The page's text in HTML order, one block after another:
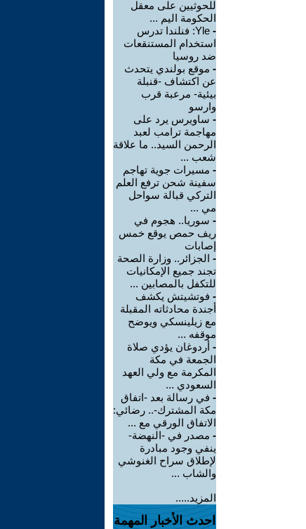
للحوثيين على معقل
الحكومة اليم ...
-
Yle: فنلندا تدرس
استخدام المستنقعات
ضد روسيا
- موقع بولندي يتحدث
عن اكتشاف -قنبلة
بيئية- مرعبة قرب
وارسو
- ساويرس يرد على
مهاجمة ترامب لعبد
الرحمن السيد.. ما علاقة
شعب ...
- مسيرات جوية تهاجم
سفينة شحن ترفع العلم
التركي قبالة سواحل
مي ...
- سوريا.. هجوم في
ريف حمص يوقع خمس
إصابات
- الجزائر.. وزارة الصحة
تجند جميع الإمكانيات
للتكفل بالمصابين ...
- فوتشيتش يكشف
أجندة محادثاته المقبلة
مع زيلينسكي ويوضح
موقفه ...
- أردوغان يؤدي صلاة
الجمعة في مكة
المكرمة مع ولي العهد
السعودي ...
- في رسالة بعد -اتفاق
مكة المشترك-.. رضائي:
الاتفاق الورقي مع ...
- مصدر في -النهضة-
ينفي وجود مبادرة
لإطلاق سراح الغنوشي
والشاب ...
المزيد.....
احدث الأخبار المهمة